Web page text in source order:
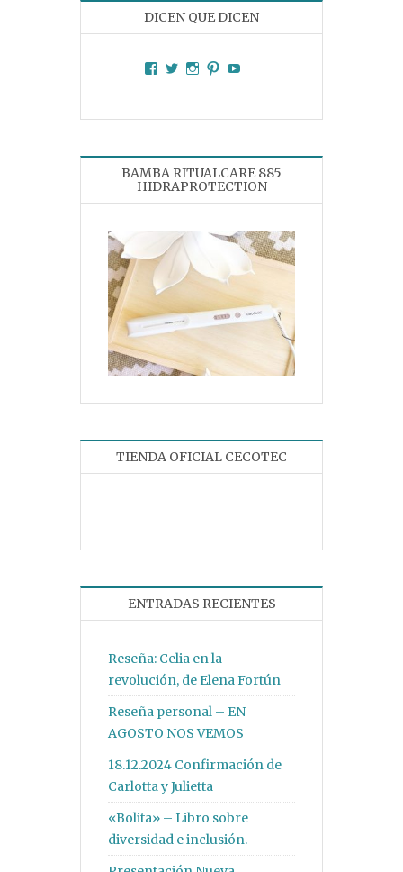
DICEN QUE DICEN
Facebook
TwitterInstagram
Pinterest
BAMBA RITUALCARE 885
HIDRAPROTECTION
TIENDA OFICIAL CECOTEC
ENTRADAS RECIENTES
Reseña: Celia en la
revolución, de Elena Fortún
Reseña personal – EN
AGOSTO NOS VEMOS
18.12.2024 Confirmación de
Carlotta y Julietta
«Bolita» – Libro sobre
diversidad e inclusión.